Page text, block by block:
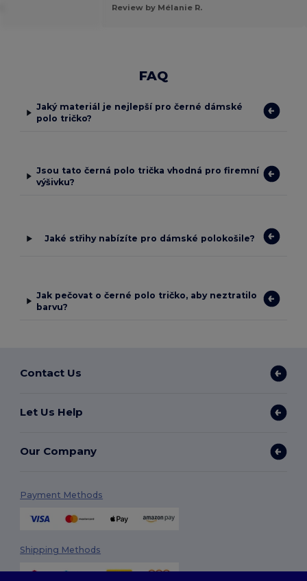
Review by Mélanie R.
FAQ
Jaký materiál je nejlepší pro černé dámské
polo tričko?
Jsou tato černá polo trička vhodná pro firemní
výšivku?
Jaké střihy nabízíte pro dámské polokošile?
Jak pečovat o černé polo tričko, aby neztratilo
barvu?
Contact Us
Let Us Help
Our Company
Payment Methods
Shipping Methods